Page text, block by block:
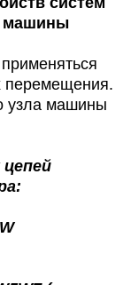
машины
перемещения.
узла машины